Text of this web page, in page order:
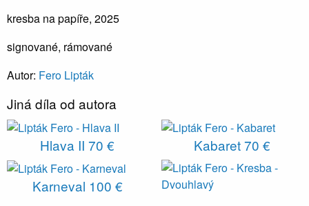
kresba na papíře, 2025
signované, rámované
Autor: Fero Lipták
Jiná díla od autora
Hlava II 70 € Kabaret70 €
Karneval 100 €